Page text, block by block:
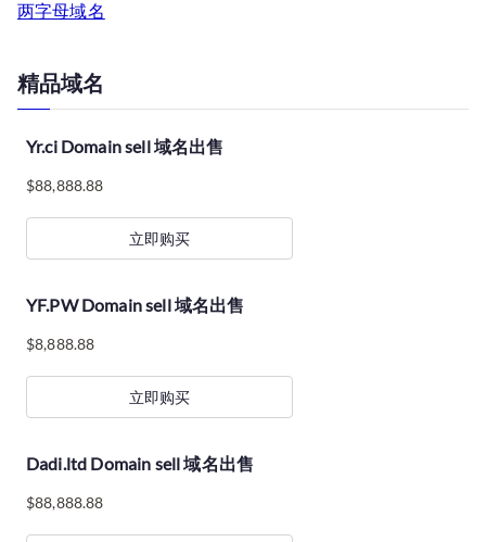
两字母域名
精品域名
Yr.ci Domain sell 域名出售
$88,888.88
立即购买
YF.PW Domain sell 域名出售
$8,888.88
立即购买
Dadi.ltd Domain sell 域名出售
$88,888.88